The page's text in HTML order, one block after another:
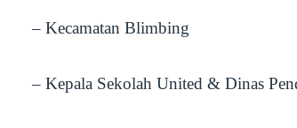
– Kecamatan Blimbing
– Kepala Sekolah United & Dinas